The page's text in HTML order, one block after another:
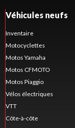
Véhicules neufs
Inventaire
Motocyclettes
Motos Yamaha
Motos CFMOTO
Motos Piaggio
Vélos électriques
VTT
Côte-à-côte